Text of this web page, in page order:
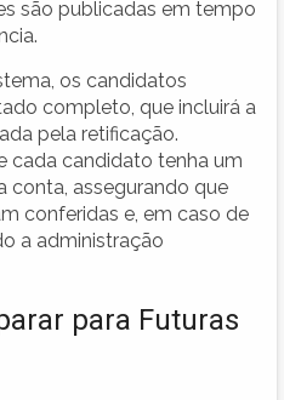
são publicadas em tempo
os candidatos
completo, que incluirá a
pela retificação.
cada candidato tenha um
conta, assegurando que
conferidas e, em caso de
a administração
para Futuras